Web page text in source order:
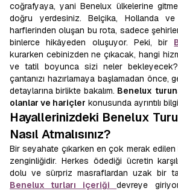
coğrafyaya, yani Benelux ülkelerine
doğru yerdesiniz. Belçika, Hollanda ve
harflerinden oluşan bu rota, sadece
binlerce hikâyeden oluşuyor. Peki, bir
kurarken cebinizden ne çıkacak, hangi
ve tatil boyunca sizi neler
çantanızı hazırlamaya başlamadan önce,
detaylarına birlikte bakalım. Benelux
olanlar ve hariçler konusunda ayrıntılı
Hayallerinizdeki Benelux Turu
Nasıl Atmalısınız?
Bir seyahate çıkarken en çok merak
zenginliğidir. Herkes ödediği ücretin
dolu ve sürpriz masraflardan uzak bir
Benelux turları içeriği
devreye